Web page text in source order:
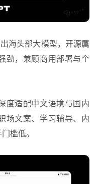
海头部大模型，开源属
劲，兼顾商用部署与个
度适配中文语境与国内
场文案、学习辅导、内
槛低。